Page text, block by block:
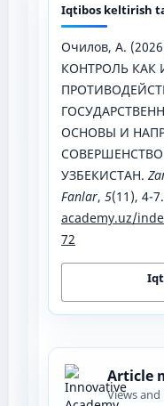
Iqtibos keltirish
Очилов, А.
КОНТРОЛЬ КАК
ОСНОВЫ И
УЗБЕКИСТАН.
Fanlar, 5(11), 4-7.
academy.uz/
72
Article
Views